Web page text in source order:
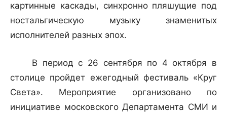
картинные каскады, синхронно пляшущие под
ностальгическую музыку знаменитых
исполнителей разных эпох.
В период с 26 сентября по 4 октября в
столице пройдет ежегодный фестиваль «Круг
Света». Мероприятие организовано по
инициативе московского Департамента СМИ и